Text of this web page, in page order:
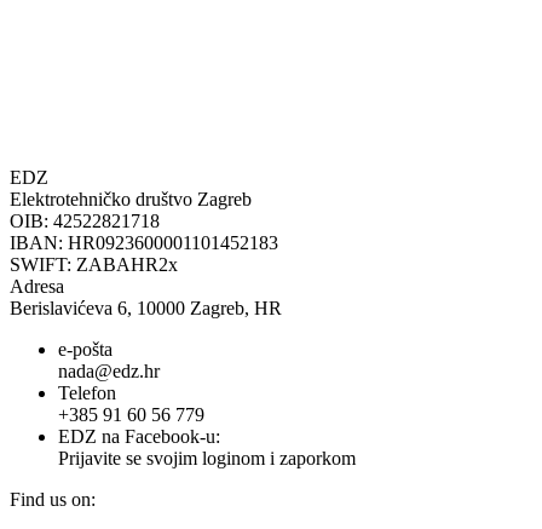
EDZ
Elektrotehničko društvo Zagreb
OIB: 42522821718
IBAN: HR0923600001101452183
SWIFT: ZABAHR2x
Adresa
Berislavićeva 6, 10000 Zagreb, HR
e-pošta
nada@edz.hr
Telefon
+385 91 60 56 779
EDZ na Facebook-u:
Prijavite se svojim loginom i zaporkom
Find us on: